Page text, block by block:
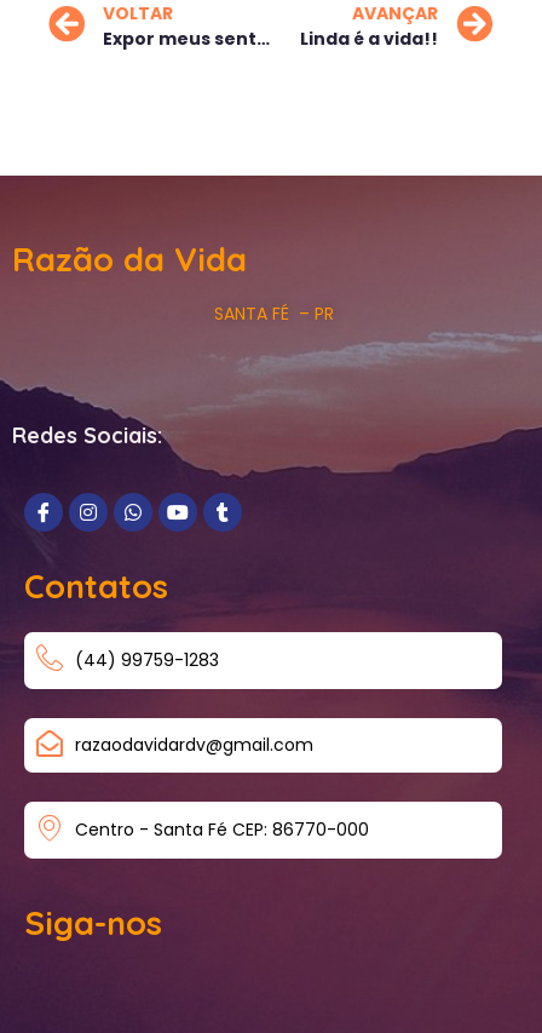
VOLTAR
Expor meus sentimentos
AVANÇAR
Linda é a vida!!
Razão da Vida
SANTA FÉ – PR
Redes Sociais:
Contatos
(44) 99759-1283
razaodavidardv@gmail.com
Centro - Santa Fé CEP: 86770-000
Siga-nos